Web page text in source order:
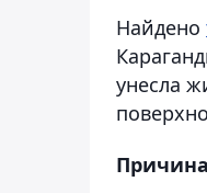
Найдено
унесла